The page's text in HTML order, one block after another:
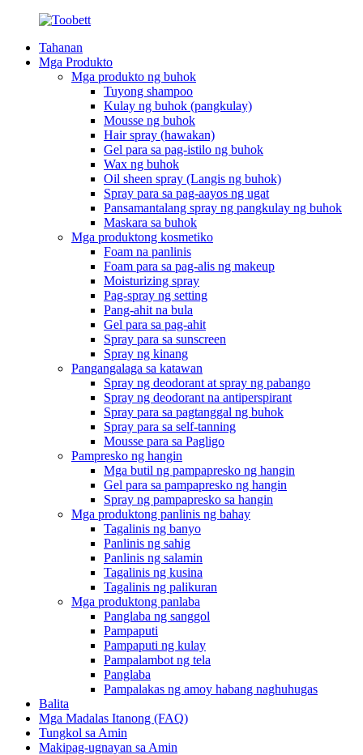
Tahanan
Mga Produkto
Mga produkto ng buhok
Tuyong shampoo
Kulay ng buhok (pangkulay)
Mousse ng buhok
Hair spray (hawakan)
Gel para sa pag-istilo ng buhok
Wax ng buhok
Oil sheen spray (Langis ng buhok)
Spray para sa pag-aayos ng ugat
Pansamantalang spray ng pangkulay ng buhok
Maskara sa buhok
Mga produktong kosmetiko
Foam na panlinis
Foam para sa pag-alis ng makeup
Moisturizing spray
Pag-spray ng setting
Pang-ahit na bula
Gel para sa pag-ahit
Spray para sa sunscreen
Spray ng kinang
Pangangalaga sa katawan
Spray ng deodorant at spray ng pabango
Spray ng deodorant na antiperspirant
Spray para sa pagtanggal ng buhok
Spray para sa self-tanning
Mousse para sa Pagligo
Pampresko ng hangin
Mga butil ng pampapresko ng hangin
Gel para sa pampapresko ng hangin
Spray ng pampapresko sa hangin
Mga produktong panlinis ng bahay
Tagalinis ng banyo
Panlinis ng sahig
Panlinis ng salamin
Tagalinis ng kusina
Tagalinis ng palikuran
Mga produktong panlaba
Panglaba ng sanggol
Pampaputi
Pampaputi ng kulay
Pampalambot ng tela
Panglaba
Pampalakas ng amoy habang naghuhugas
Balita
Mga Madalas Itanong (FAQ)
Tungkol sa Amin
Makipag-ugnayan sa Amin